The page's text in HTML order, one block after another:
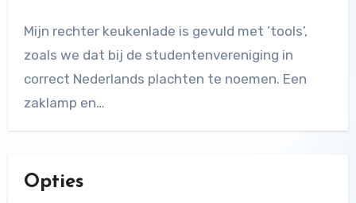
Mijn rechter keukenlade is gevuld met ’tools’,
zoals we dat bij de studentenvereniging in
correct Nederlands plachten te noemen. Een
zaklamp en…
Opties